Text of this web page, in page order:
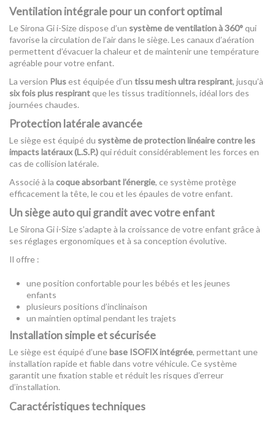
Ventilation intégrale pour un confort optimal
Le Sirona Gi i-Size dispose d’un système de ventilation à 360°qui
favorise la circulation de l’air dans le siège. Les canaux d’aération
permettent d’évacuer la chaleur et de maintenir une température
agréable pour votre enfant.
La version Plus est équipée d’un tissu mesh ultra respirant, jusqu’à
six fois plus respirantque les tissus traditionnels, idéal lors des
journées chaudes.
Protection latérale avancée
Le siège est équipé du système de protection linéaire contre les
impacts latéraux (L.S.P.)qui réduit considérablement les forces en
cas de collision latérale.
Associé à la coque absorbant l’énergie, ce système protège
efficacement la tête, le cou et les épaules de votre enfant.
Un siège auto qui grandit avec votre enfant
Le Sirona Gi i-Size s’adapte à la croissance de votre enfant grâce à
ses réglages ergonomiques et à sa conception évolutive.
Il offre :
une position confortable pour les bébés et les jeunes
enfants
plusieurs positions d’inclinaison
un maintien optimal pendant les trajets
Installation simple et sécurisée
Le siège est équipé d’unebase ISOFIX intégrée, permettant une
installation rapide et fiable dans votre véhicule. Ce système
garantit une fixation stable et réduit les risques d’erreur
d’installation.
Caractéristiques techniques